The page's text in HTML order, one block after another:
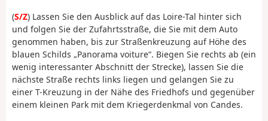
(S/Z) Lassen Sie den Ausblick auf das Loire-Tal hinter sich
und folgen Sie der Zufahrtsstraße, die Sie mit dem Auto
genommen haben, bis zur Straßenkreuzung auf Höhe des
blauen Schilds „Panorama voiture“. Biegen Sie rechts ab (ein
wenig interessanter Abschnitt der Strecke), lassen Sie die
nächste Straße rechts links liegen und gelangen Sie zu
einer T-Kreuzung in der Nähe des Friedhofs und gegenüber
einem kleinen Park mit dem Kriegerdenkmal von Candes.